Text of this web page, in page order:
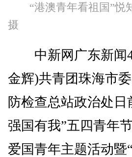
“港澳青年看祖国”悦
摄
中新网广东新闻4
金辉)共青团珠海市
防检查总站政治处
强国有我”五四青年
爱国青年主题活动暨